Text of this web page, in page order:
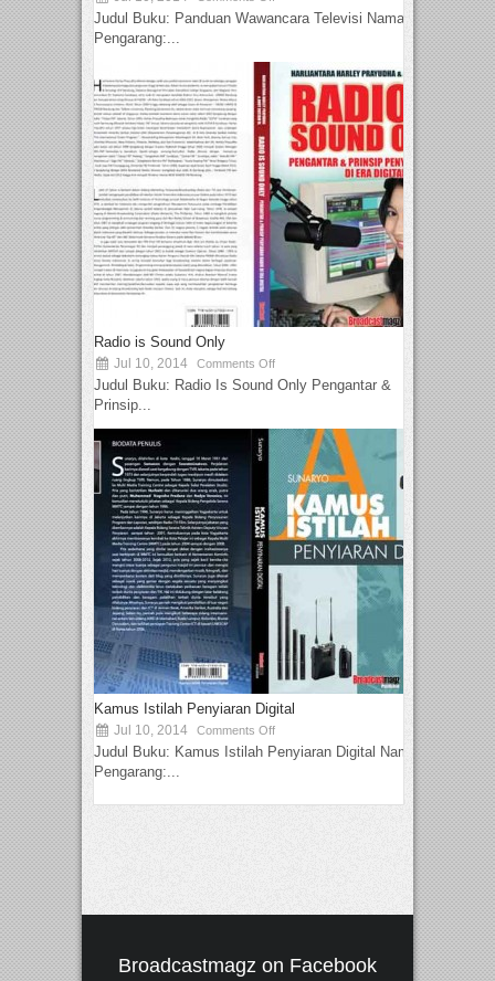
Judul Buku: Panduan Wawancara Televisi Nama
Pengarang:...
Radio is Sound Only
Jul 10, 2014 Comments Off
Judul Buku: Radio Is Sound Only Pengantar &
Prinsip...
Kamus Istilah Penyiaran Digital
Jul 10, 2014 Comments Off
Judul Buku: Kamus Istilah Penyiaran Digital Nama
Pengarang:...
Broadcastmagz on Facebook